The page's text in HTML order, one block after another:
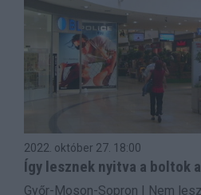
2022. október 27. 18:00
Így lesznek nyitva a boltok
Győr-Moson-Sopron | Nem